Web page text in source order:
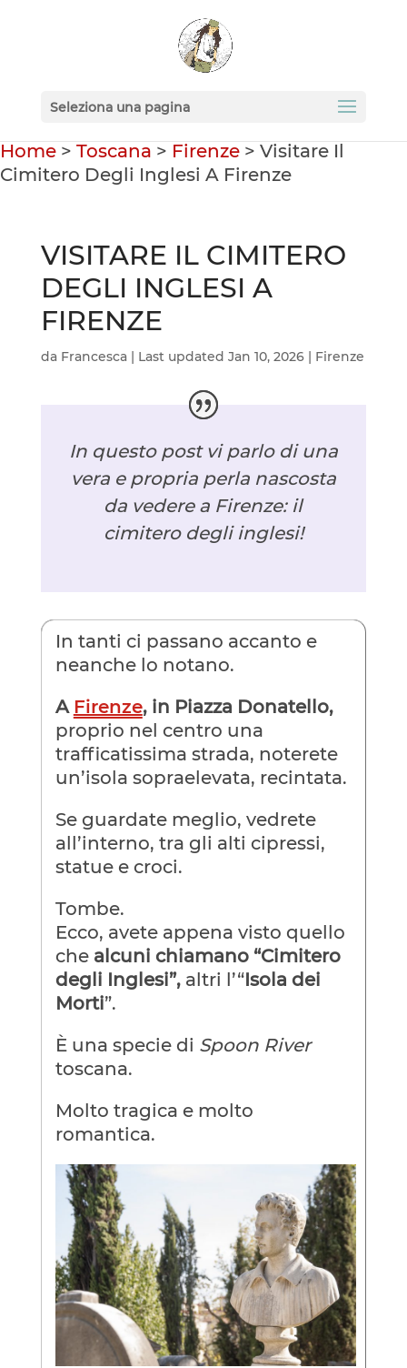
Seleziona una pagina
Home > Toscana > Firenze > Visitare Il
Cimitero Degli Inglesi A Firenze
VISITARE IL CIMITERO
DEGLI INGLESI A
FIRENZE
da Francesca| Last updated Jan 10, 2026| Firenze
In questo post vi parlo di una
vera e propria perla nascosta
da vedere a Firenze: il
cimitero degli inglesi!
In tanti ci passano accanto e
neanche lo notano.
A Firenze, in Piazza Donatello,
proprio nel centro una
trafficatissima strada, noterete
un’isola sopraelevata, recintata.
Se guardate meglio, vedrete
all’interno, tra gli alti cipressi,
statue e croci.
Tombe.
Ecco, avete appena visto quello
che alcuni chiamano “Cimitero
degli Inglesi”, altri l’“Isola dei
Morti”.
È una specie di Spoon River
toscana.
Molto tragica e molto
romantica.